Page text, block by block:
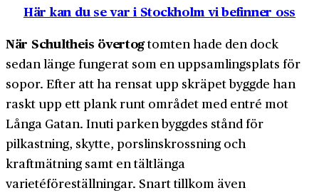
Här kan du se var i Stockholm vi befinner oss
När Schultheis övertogtomten hade den dock
sedan länge fungerat som en uppsamlingsplats för
sopor. Efter att ha rensat upp skräpet byggde han
raskt upp ett plank runt området med entré mot
Långa Gatan. Inuti parken byggdes stånd för
pilkastning, skytte, porslinskrossning och
kraftmätning samt en tältlänga
varietéföreställningar. Snart tillkom även